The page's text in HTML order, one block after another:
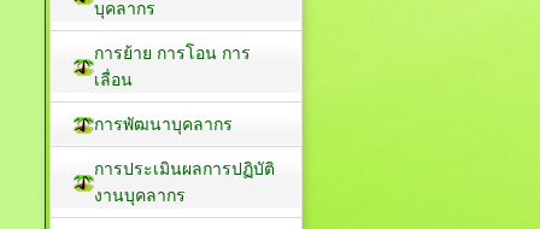
บุคลากร
การย้าย การโอน การ
เลื่อน
การพัฒนาบุคลากร
การประเมินผลการปฏิบัติ
งานบุคลากร